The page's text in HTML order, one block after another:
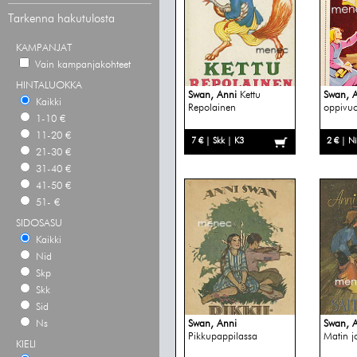
Tarkenna hakutulosta
KAMPANJAT
Vain kampanjakohteet
HINTALUOKKA
Kaikki
1-10 €
11-20 €
21-30 €
31-40 €
41-50 €
51- €
SIDOSASU
Kaikki
Nid
Skp
Skk
Sid
Ns
KIELI
Swan, Anni Kettu
Repolainen
7 € | Skk | K3
Swan,
2 € |
Swan, Anni
Pikkupappilassa
Swan,
Matin